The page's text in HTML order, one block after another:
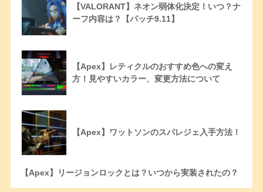
【VALORANT】ネオン弱体化決定！いつ？ナ
ーフ内容は？【パッチ9.11】
【Apex】レティクルのおすすめ色への変え
方！見やすいカラー、変更方法について
【Apex】ワットソンのスパレジェ入手方法！
【Apex】リージョンロックとは？いつから実装されたの？